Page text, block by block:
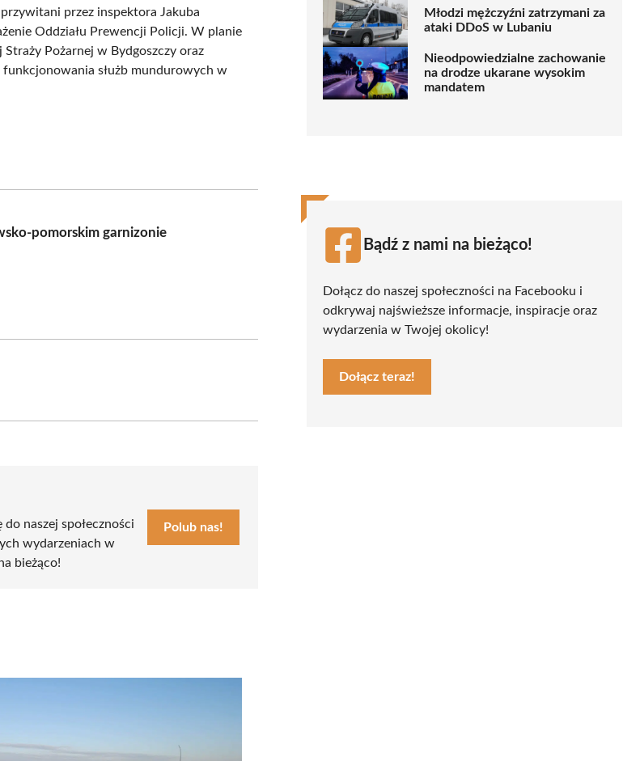
przez inspektora Jakuba
Oddziału Prewencji Policji. W planie
Pożarnej w Bydgoszczy oraz
funkcjonowania służb mundurowych w
pomorskim garnizonie
naszej społeczności
wydarzeniach w
bieżąco!
Polub nas!
Młodzi mężczyźni zatrzymani za
ataki DDoS w Lubaniu
Nieodpowiedzialne zachowanie
na drodze ukarane wysokim
mandatem
Bądź z nami na bieżąco!
Dołącz do naszej społeczności na Facebooku i
odkrywaj najświeższe informacje, inspiracje oraz
wydarzenia w Twojej okolicy!
Dołącz teraz!